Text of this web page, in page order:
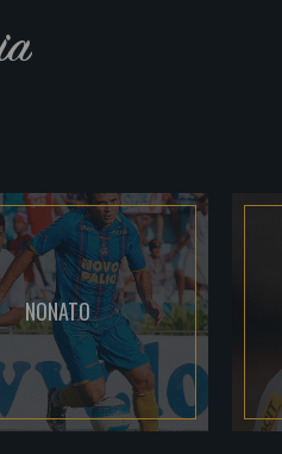
NONATO